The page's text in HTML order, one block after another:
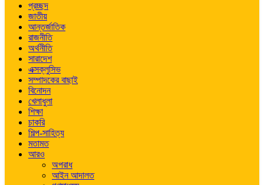
প্রচ্ছদ
জাতীয়
আন্তর্জাতিক
রাজনীতি
অর্থনীতি
সারাদেশ
এক্সক্লুসিভ
সম্পাদকের বাছাই
বিনোদন
খেলাধুলা
শিক্ষা
চাকরি
শিল্প-সাহিত্য
মতামত
আরও
অপরাধ
আইন আদালত